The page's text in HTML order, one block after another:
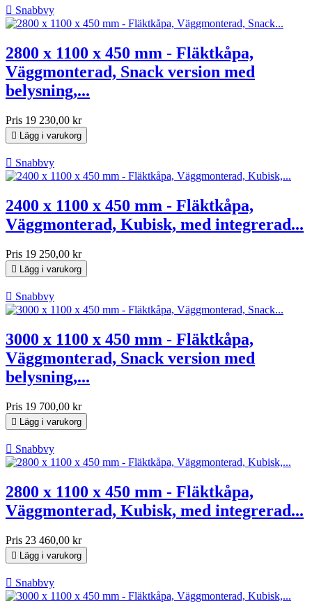
 Snabbvy
2800 x 1100 x 450 mm - Fläktkåpa,
Väggmonterad, Snack version med
belysning,...
Pris 19 230,00 kr
 Lägg i varukorg
 Snabbvy
2400 x 1100 x 450 mm - Fläktkåpa,
Väggmonterad, Kubisk, med integrerad...
Pris 19 250,00 kr
 Lägg i varukorg
 Snabbvy
3000 x 1100 x 450 mm - Fläktkåpa,
Väggmonterad, Snack version med
belysning,...
Pris 19 700,00 kr
 Lägg i varukorg
 Snabbvy
2800 x 1100 x 450 mm - Fläktkåpa,
Väggmonterad, Kubisk, med integrerad...
Pris 23 460,00 kr
 Lägg i varukorg
 Snabbvy